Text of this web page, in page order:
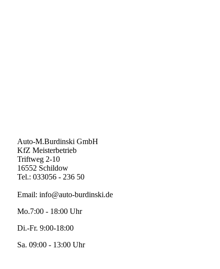
Auto-M.Burdinski GmbH
KfZ Meisterbetrieb
Triftweg 2-10
16552 Schildow
Tel.: 033056 - 236 50
Email: info@auto-burdinski.de
Mo.7:00 - 18:00 Uhr
Di.-Fr. 9:00-18:00
Sa. 09:00 - 13:00 Uhr